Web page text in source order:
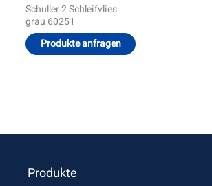
Schuller 2 Schleifvlies
grau 60251
Produkte anfragen
Produkte